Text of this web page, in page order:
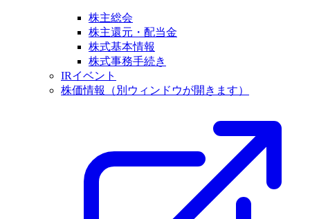
株主総会
株主還元・配当金
株式基本情報
株式事務手続き
IRイベント
株価情報
（別ウィンドウが開きます）